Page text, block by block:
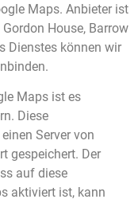
Maps. Anbieter ist
House, Barrow
Dienstes können wir
Maps ist es
Diese
Server von
gespeichert. Der
auf diese
aktiviert ist, kann